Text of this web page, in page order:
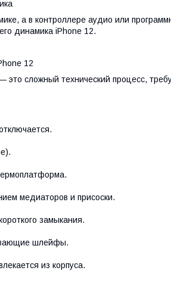
а в контроллере аудио или
динамика iPhone 12.
12
это сложный технический процесс,
медиаторов и присоски.
замыкания.
шлейфы.
из корпуса.